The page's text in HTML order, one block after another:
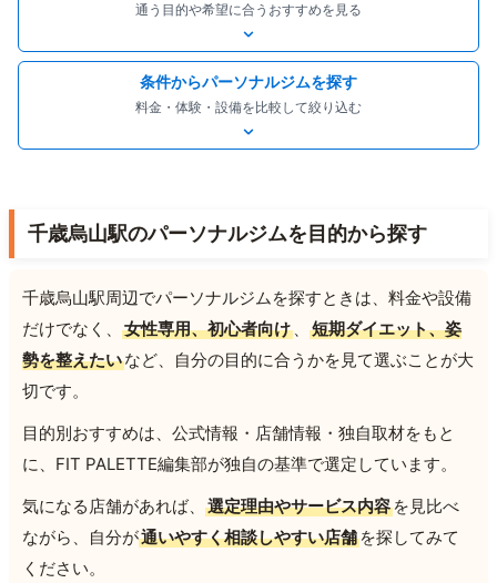
通う目的や希望に合うおすすめを見る
条件からパーソナルジムを探す
料金・体験・設備を比較して絞り込む
千歳烏山駅のパーソナルジムを目的から探す
千歳烏山駅周辺でパーソナルジムを探すときは、料金や設備
だけでなく、
女性専用、初心者向け 、
短期ダイエット、姿
勢を整えたいなど、自分の目的に合うかを見て選ぶことが大
切です。
目的別おすすめは、公式情報・店舗情報・独自取材をもと
に、FIT PALETTE編集部が独自の基準で選定しています。
気になる店舗があれば、
選定理由やサービス内容 を見比べ
ながら、自分が通いやすく相談しやすい店舗 を探してみて
ください。